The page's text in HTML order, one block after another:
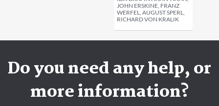
JOHN ERSKINE, FRANZ
WERFEL, AUGUST SPERL,
RICHARD VON KRALIK
Do you need any help, or
more information?